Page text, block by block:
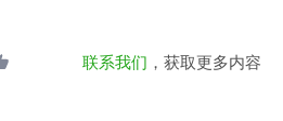
联系我们 ，获取更多内容